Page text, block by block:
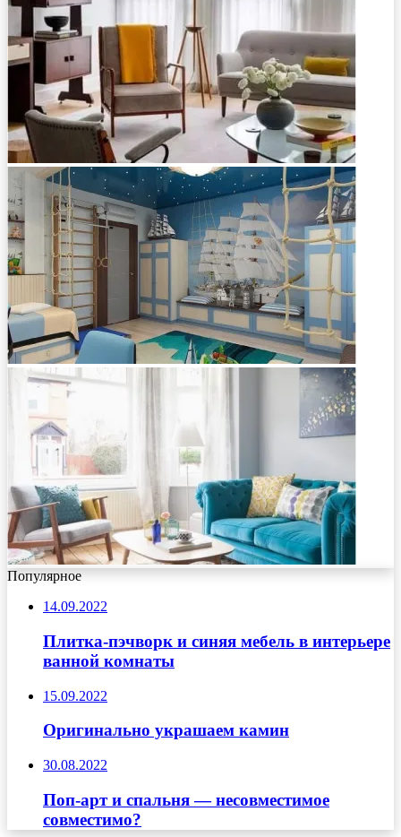
Популярное
14.09.2022
Плитка-пэчворк и синяя мебель в интерьере
ванной комнаты
15.09.2022
Оригинально украшаем камин
30.08.2022
Поп-арт и спальня — несовместимое
совместимо?